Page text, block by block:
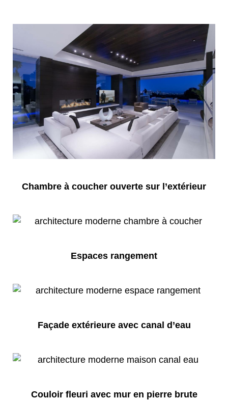
Chambre à coucher ouverte sur l’extérieur
Espaces rangement
Façade extérieure avec canal d’eau
Couloir fleuri avec mur en pierre brute